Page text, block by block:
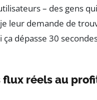
– des gens
leur demande de
dépasse 30
flux réels au